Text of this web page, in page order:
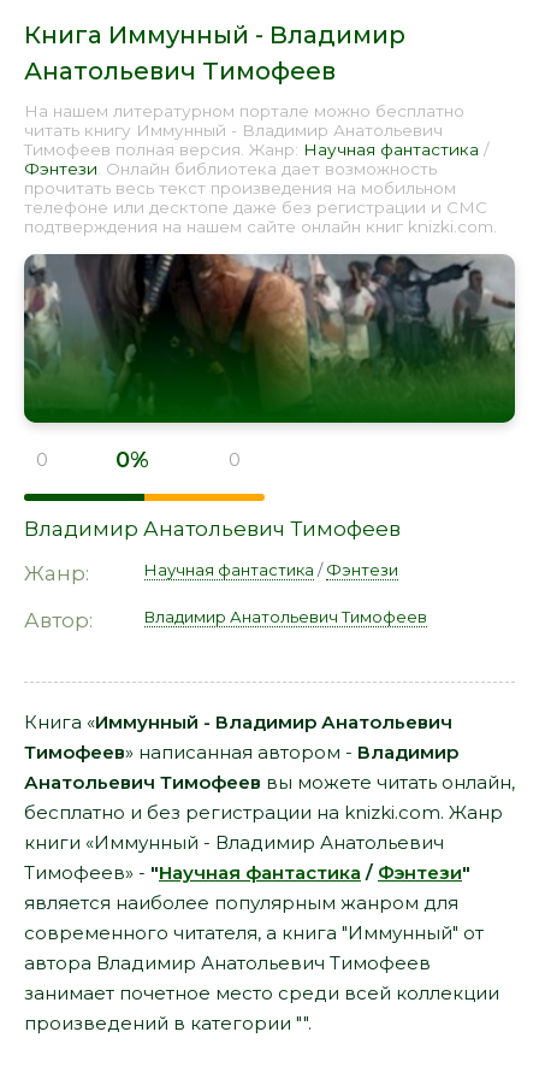
Книга Иммунный - Владимир
Анатольевич Тимофеев
На нашем литературном портале можно бесплатно
читать книгу Иммунный - Владимир Анатольевич
Тимофеев полная версия. Жанр: Научная фантастика /
Фэнтези . Онлайн библиотека дает возможность
прочитать весь текст произведения на мобильном
телефоне или десктопе даже без регистрации и СМС
подтверждения на нашем сайте онлайн книг knizki.com.
0 0% 0
Владимир Анатольевич Тимофеев
Жанр:
Научная фантастика /Фэнтези
Автор: Владимир Анатольевич Тимофеев
Книга «Иммунный - Владимир Анатольевич
Тимофеев» написанная автором - Владимир
Анатольевич Тимофеев вы можете читать онлайн,
бесплатно и без регистрации на knizki.com. Жанр
книги «Иммунный - Владимир Анатольевич
Тимофеев» - "Научная фантастика / Фэнтези"
является наиболее популярным жанром для
современного читателя, а книга "Иммунный" от
автора Владимир Анатольевич Тимофеев
занимает почетное место среди всей коллекции
произведений в категории "".